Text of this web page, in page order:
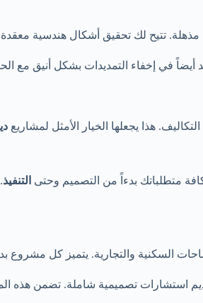
مذهلة. تتيح لك تحقيق أشكال هندسية
أيضاً في إخفاء التمديدات بشكل أنيق مع
هذا يجعلها الخيار الأمثل لمشاريع
متطلباتك بدءاً من التصميم وحتى التنفيذ
السكنية والتجارية. يتميز كل مشروع
استشارات تصميمية شاملة. تضمن هذه